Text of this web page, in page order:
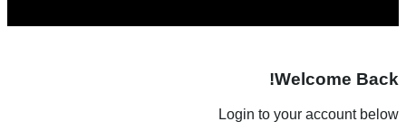
Welcome Back!
Login to your account below